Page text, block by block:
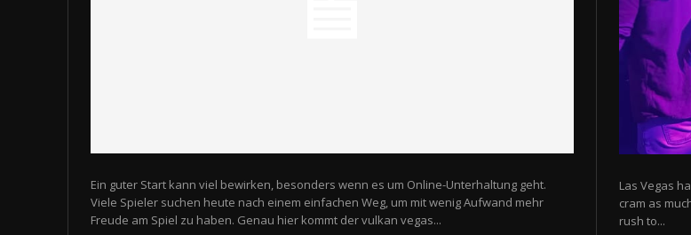
Ein guter Start kann viel bewirken, besonders wenn es um Online-Unterhaltung geht.
Viele Spieler suchen heute nach einem einfachen Weg, um mit wenig Aufwand mehr
Freude am Spiel zu haben. Genau hier kommt der vulkan vegas...
Las Vegas
cram as
rush to...